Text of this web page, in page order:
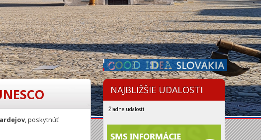
, poskytnúť
NAJBLIŽŠIE UDALOSTI
Žiadne udalosti